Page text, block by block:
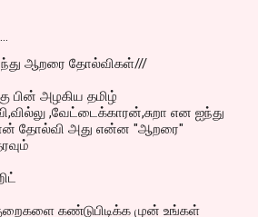
ஆறரை தோல்விகள்///
பின் அழகிய தமிழ்
,வேட்டைக்காரன்,சுறா என ஐந்து
தோல்வி அது என்ன "ஆறரை"
கண்டுபிடிக்க முன் உங்கள்